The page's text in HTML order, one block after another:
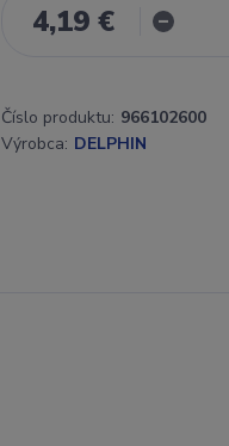
4,19 €
Číslo produktu: 966102600
Výrobca: DELPHIN